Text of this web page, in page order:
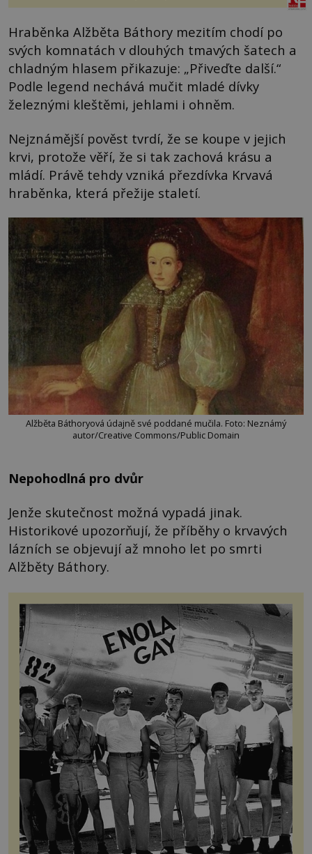
Hraběnka Alžběta Báthory mezitím chodí po
svých komnatách v dlouhých tmavých šatech a
chladným hlasem přikazuje: „Přiveďte další.“
Podle legend nechává mučit mladé dívky
železnými kleštěmi, jehlami i ohněm.
Nejznámější pověst tvrdí, že se koupe v jejich
krvi, protože věří, že si tak zachová krásu a
mládí. Právě tehdy vzniká přezdívka Krvavá
hraběnka, která přežije staletí.
Alžběta Báthoryová údajně své poddané mučila. Foto: Neznámý
autor/Creative Commons/Public Domain
Nepohodlná pro dvůr
Jenže skutečnost možná vypadá jinak.
Historikové upozorňují, že příběhy o krvavých
lázních se objevují až mnoho let po smrti
Alžběty Báthory.